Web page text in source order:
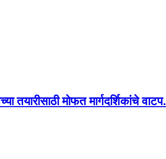
तयारीसाठी मोफत मार्गदर्शिकांचे वाटप.